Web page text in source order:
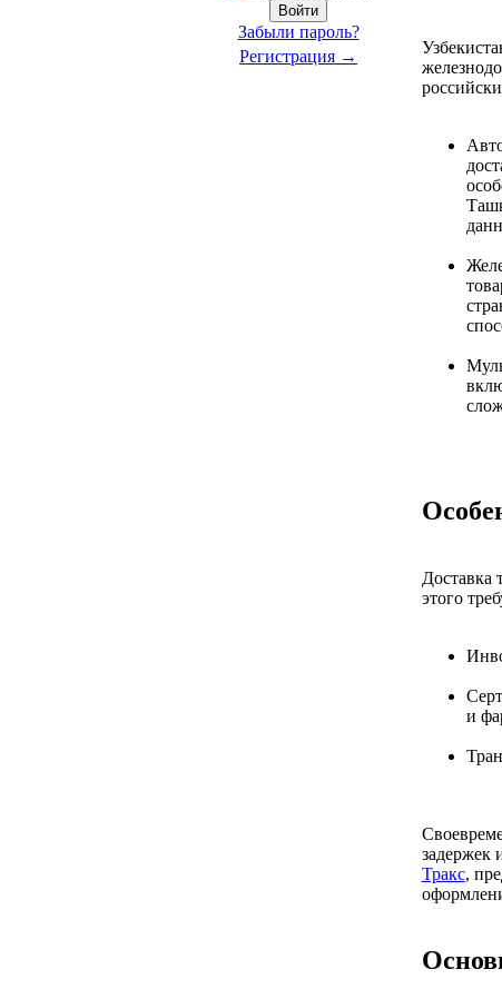
Забыли пароль?
Регистрация →
Доставка
этого
и
задержек
Тракс,